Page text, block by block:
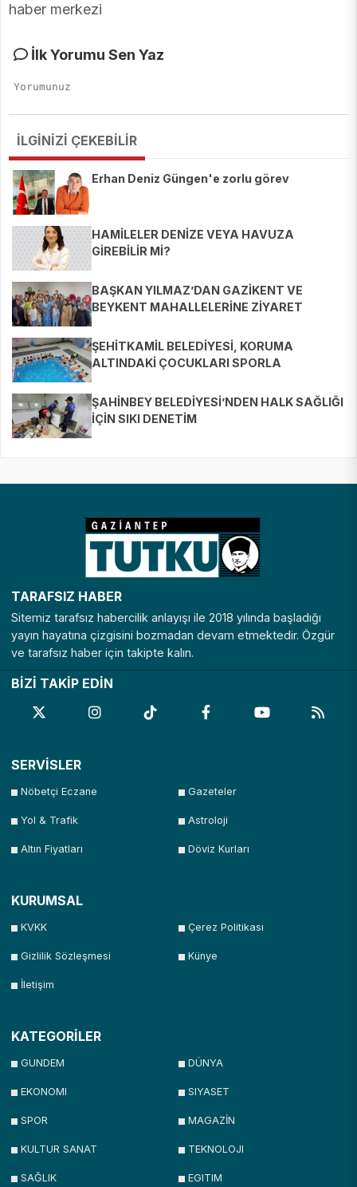
haber merkezi
İlk Yorumu Sen Yaz
İLGİNİZİ ÇEKEBİLİR
Erhan Deniz Güngen'e zorlu görev
HAMİLELER DENİZE VEYA HAVUZA
GİREBİLİR Mİ?
BAŞKAN YILMAZ’DAN GAZİKENT VE
BEYKENT MAHALLELERİNE ZİYARET
ŞEHİTKAMİL BELEDİYESİ, KORUMA
ALTINDAKİ ÇOCUKLARI SPORLA
ŞAHİNBEY BELEDİYESİ’NDEN HALK SAĞLIĞI
İÇİN SIKI DENETİM
TARAFSIZ HABER
Sitemiz tarafsız habercilik anlayışı ile 2018 yılında başladığı
yayın hayatına çizgisini bozmadan devam etmektedir. Özgür
ve tarafsız haber için takipte kalın.
BİZİ TAKİP EDİN
SERVİSLER
Nöbetçi Eczane Gazeteler
Yol & Trafik Astroloji
Altın Fiyatları Döviz Kurları
KURUMSAL
KVKK Çerez Politikası
Gizlilik Sözleşmesi Künye
İletişim
KATEGORİLER
GUNDEM DÜNYA
EKONOMI SIYASET
SPOR MAGAZİN
KULTUR SANAT TEKNOLOJI
SAĞLIK EGITIM